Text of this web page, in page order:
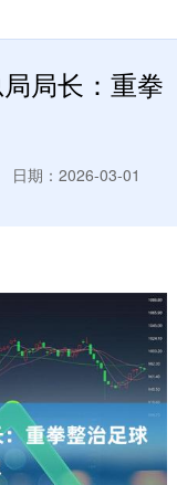
局长：重拳
日期：2026-03-01